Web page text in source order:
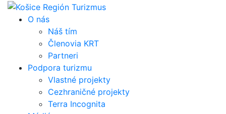
Skip
O nás
Náš tím
Členovia KRT
Partneri
Podpora turizmu
Vlastné projekty
Cezhraničné projekty
Terra Incognita